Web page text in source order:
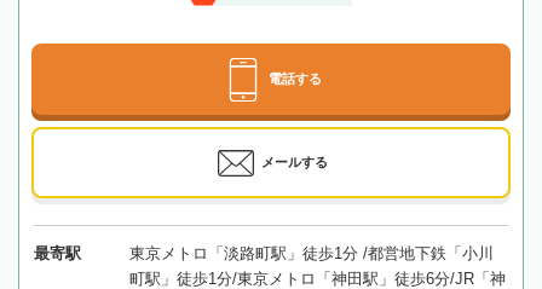
電話する
メールする
最寄駅
東京メトロ「淡路町駅」徒歩1分 /都営地下鉄「小川
町駅」徒歩1分/東京メトロ「神田駅」徒歩6分/JR「神